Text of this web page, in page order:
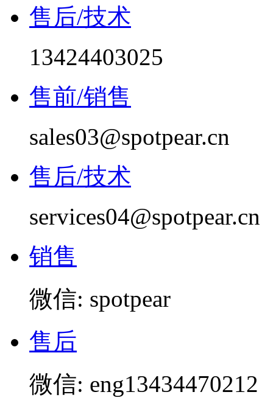
售后/技术
13424403025
售前/销售
sales03@spotpear.cn
售后/技术
services04@spotpear.cn
销售
微信: spotpear
售后
微信: eng13434470212